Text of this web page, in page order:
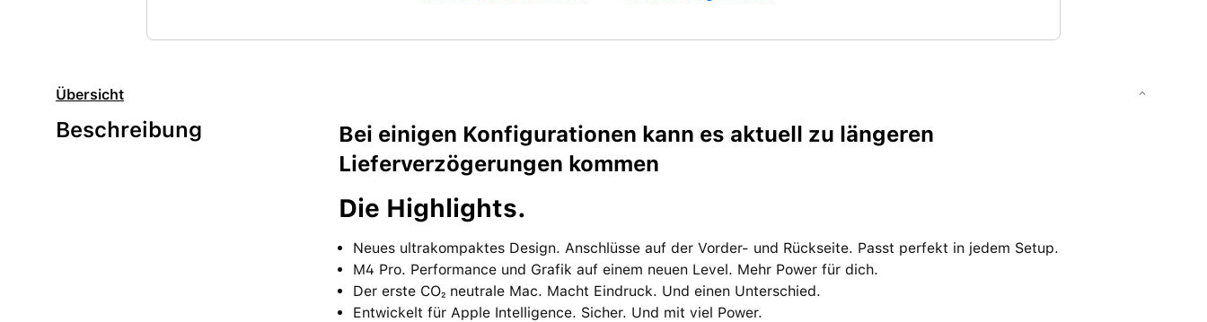
Übersicht
Beschreibung
Bei einigen Konfigurationen kann es aktuell zu längeren
Lieferverzögerungen kommen
Die High­lights.
Neues ultrakompaktes Design. Anschlüsse auf der Vorder- und Rück­seite. Passt perfekt in jedem Setup.
M4 Pro. Performance und Grafik auf einem neuen Level. Mehr Power für dich.
Der erste CO₂ neutrale Mac. Macht Eindruck. Und einen Unter­schied.
Entwickelt für Apple Intelligence. Sicher. Und mit viel Power.